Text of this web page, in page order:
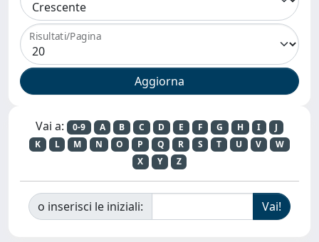
Risultati/Pagina
Vai a: 0-9 A B C D E F G H I
J
K
L M N O P Q R S T U V
W
X
Y Z
o inserisci le iniziali: